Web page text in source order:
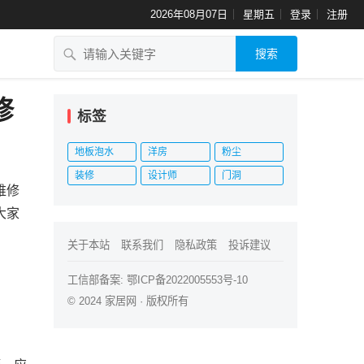
2026年08月07日 星期五 登录 注册
搜索
修
家
标签
地板泡水 洋房 粉尘
装修 设计师 门洞
关于本站 联系我们 隐私政策 投诉建议
工信部备案: 鄂ICP备2022005553号-10
© 2024 家居网 · 版权所有